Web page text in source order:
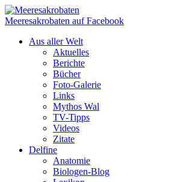
Meeresakrobaten auf Facebook
Aus aller Welt
Aktuelles
Berichte
Bücher
Foto-Galerie
Links
Mythos Wal
TV-Tipps
Videos
Zitate
Delfine
Anatomie
Biologen-Blog